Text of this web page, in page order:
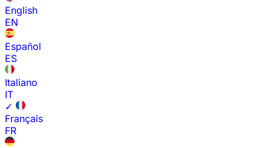
English
EN
Español
ES
Italiano
IT
✓
Français
FR